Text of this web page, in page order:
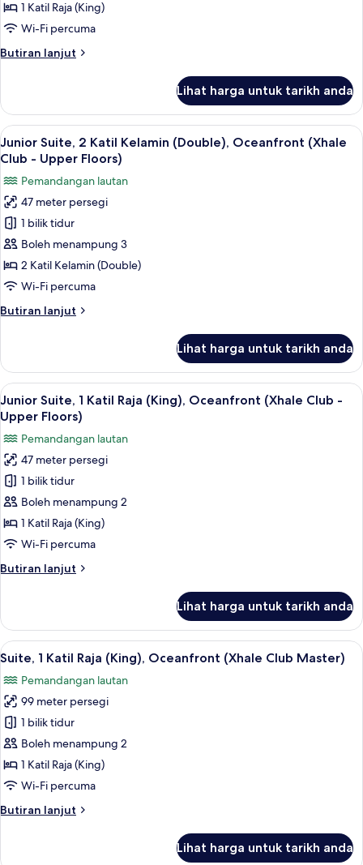
Katil
(King),
Club)
1 Katil Raja (King)
Wi-Fi percuma
Butiran lanjut
Butiran
Suite,
Katil
Raja
Oceanfront
(Xhale
Club)
Lihat harga untuk tarikh anda
Lihat
semua
untuk
Junior
Suite,
2
Katil
Kelamin
Oceanfront
Upper
Floors)
Peralatan tempat tidur premium,
7
Junior Suite, 2 Katil Kelamin (Double), Oceanfront (Xhale
Club - Upper Floors)
Pemandangan lautan
47 meter persegi
1 bilik tidur
Boleh menampung 3
2 Katil Kelamin (Double)
Wi-Fi percuma
Butiran lanjut
Butiran
Suite,
Katil
Kelamin
(Double),
Oceanfront
(Xhale
Club
Upper
Lihat harga untuk tarikh anda
Lihat
semua
foto
untuk
Junior
Suite,
1
Katil
Raja
Oceanfront
Upper
Floors)
Peralatan tempat tidur premium,
8
Junior Suite, 1 Katil Raja (King), Oceanfront (Xhale Club -
Upper Floors)
Pemandangan lautan
47 meter persegi
1 bilik tidur
Boleh menampung 2
1 Katil Raja (King)
Wi-Fi percuma
Butiran lanjut
Butiran
Suite,
Katil
(King),
Oceanfront
(Xhale
Club
Upper
Floors)
Lihat harga untuk tarikh anda
Lihat
semua
foto
untuk
Suite,
1
Katil
Raja
Oceanfront
Suite, 1 Katil Raja (King),
8
Suite, 1 Katil Raja (King), Oceanfront (Xhale Club Master)
Pemandangan lautan
99 meter persegi
1 bilik tidur
Boleh menampung 2
1 Katil Raja (King)
Wi-Fi percuma
Butiran lanjut
Butiran
Lihat harga untuk tarikh anda